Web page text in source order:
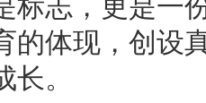
的体现，创设
。